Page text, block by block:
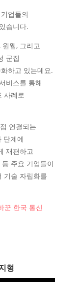
업들의
습니다.
웹, 그리고
군집
하고 있는데요.
비스를 통해
사례로
연결되는
단계에
재편하고
주요 기업들이
기술 자립화를
꾼 한국 통신
형